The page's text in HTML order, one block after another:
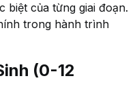
biệt của từng giai đoạn.
trong hành trình
(0-12